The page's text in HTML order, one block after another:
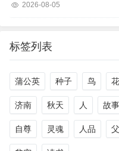
2026-08-05
标签列表
蒲公英 种子 鸟
济南 秋天 人 故事
自尊 灵魂 人品